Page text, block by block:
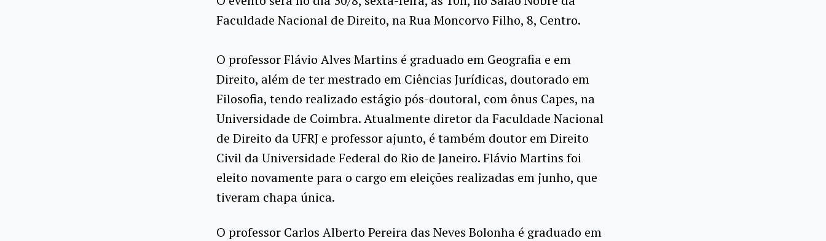
Faculdade Nacional de Direito, na Rua Moncorvo Filho, 8, Centro.
O professor Flávio Alves Martins é graduado em Geografia e em
Direito, além de ter mestrado em Ciências Jurídicas, doutorado em
Filosofia, tendo realizado estágio pós-doutoral, com ônus Capes, na
Universidade de Coimbra. Atualmente diretor da Faculdade Nacional
de Direito da UFRJ e professor ajunto, é também doutor em Direito
Civil da Universidade Federal do Rio de Janeiro. Flávio Martins foi
eleito novamente para o cargo em eleições realizadas em junho, que
tiveram chapa única.
O professor Carlos Alberto Pereira das Neves Bolonha é graduado em